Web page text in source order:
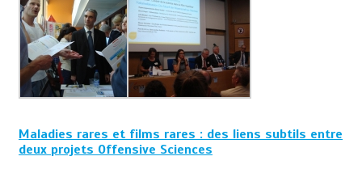
Maladies rares et films rares : des liens subtils entre
deux projets Offensive Sciences